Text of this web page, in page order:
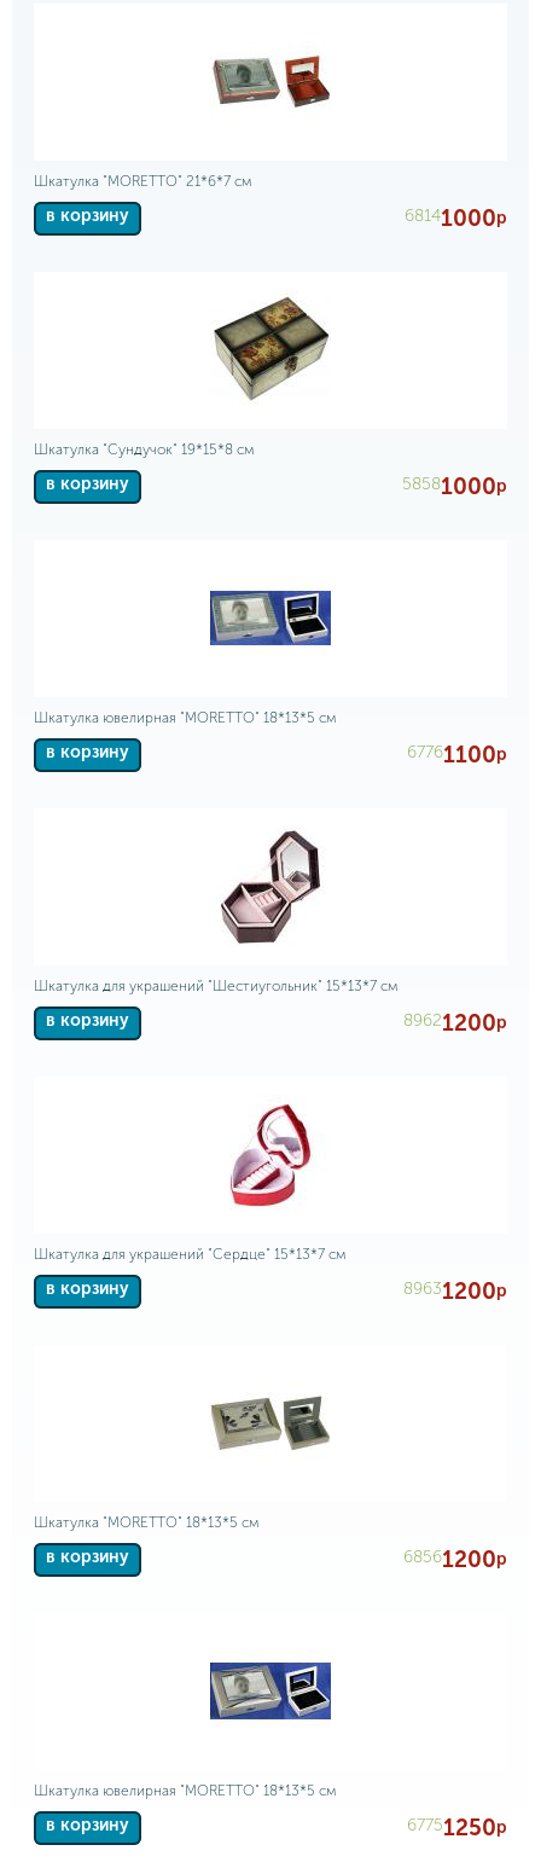
Шкатулка "MORETTO" 21*6*7 см
в корзину 68141000р
Шкатулка "Сундучок" 19*15*8 см
в корзину 58581000р
Шкатулка ювелирная "MORETTO" 18*13*5 см
в корзину 67761100р
Шкатулка для украшений "Шестиугольник" 15*13*7 см
в корзину 89621200р
Шкатулка для украшений "Сердце" 15*13*7 см
в корзину 89631200р
Шкатулка "MORETTO" 18*13*5 см
в корзину 68561200р
Шкатулка ювелирная "MORETTO" 18*13*5 см
в корзину 67751250р